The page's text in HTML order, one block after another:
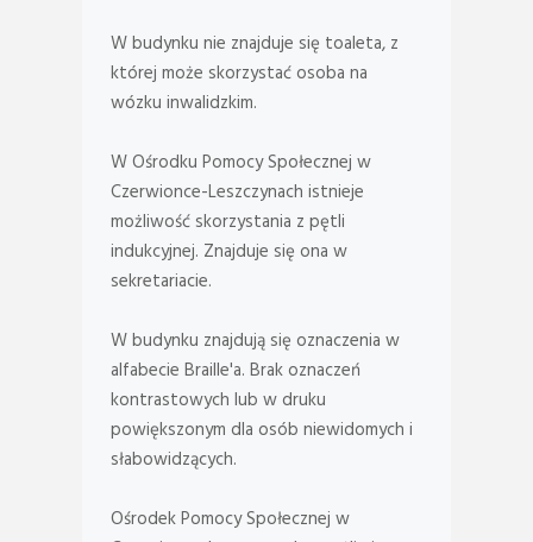
W budynku nie znajduje się toaleta, z
której może skorzystać osoba na
wózku inwalidzkim.
W Ośrodku Pomocy Społecznej w
Czerwionce-Leszczynach istnieje
możliwość skorzystania z pętli
indukcyjnej. Znajduje się ona w
sekretariacie.
W budynku znajdują się oznaczenia w
alfabecie Braille'a. Brak oznaczeń
kontrastowych lub w druku
powiększonym dla osób niewidomych i
słabowidzących.
Ośrodek Pomocy Społecznej w